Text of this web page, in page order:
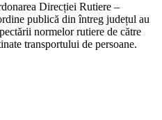
Direcției Rutiere –
publică din întreg județul au
normelor rutiere de către
transportului de persoane.